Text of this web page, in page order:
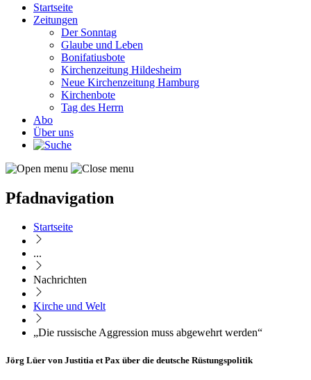
Startseite
Zeitungen
Der Sonntag
Glaube und Leben
Bonifatiusbote
Kirchenzeitung Hildesheim
Neue Kirchenzeitung Hamburg
Kirchenbote
Tag des Herrn
Abo
Über uns
Pfadnavigation
Startseite
...
Nachrichten
Kirche und Welt
„Die russische Aggression muss abgewehrt werden“
Jörg Lüer von Justitia et Pax über die deutsche Rüstungspolitik